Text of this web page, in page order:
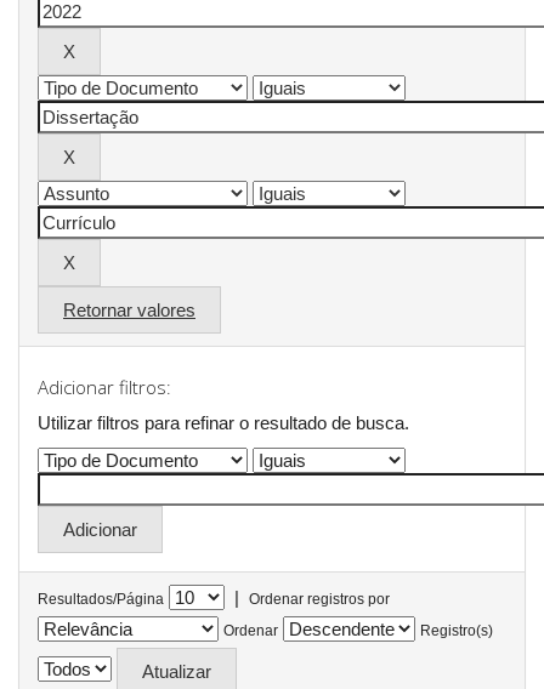
Retornar valores
Adicionar filtros:
Utilizar filtros para refinar o resultado de busca.
Resultados/Página |
Ordenar registros por
Ordenar
Registro(s)